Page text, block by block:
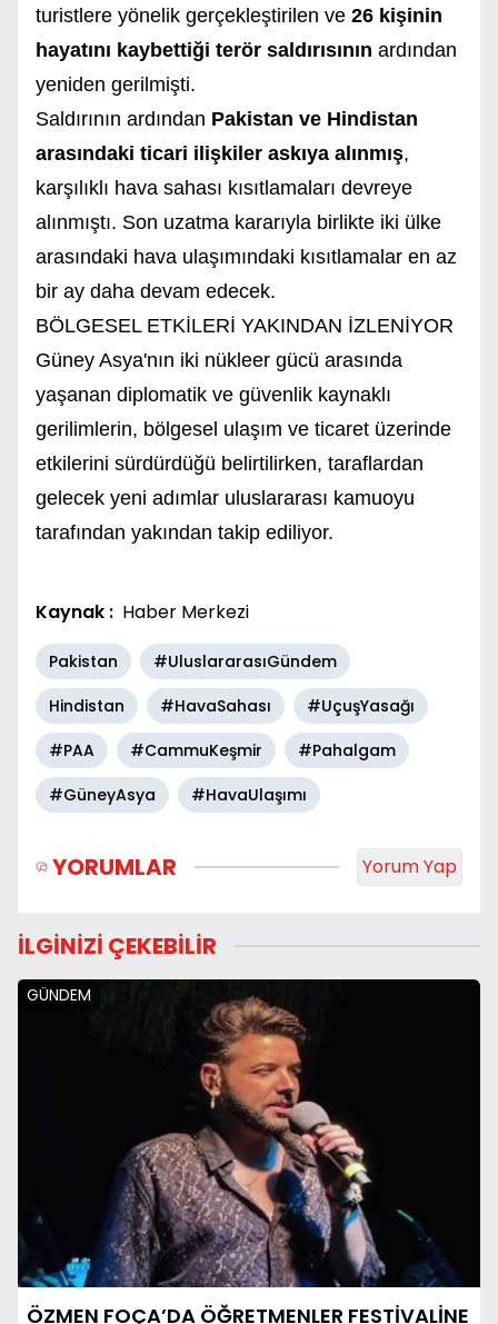
turistlere yönelik gerçekleştirilen ve 26 kişinin
hayatını kaybettiği terör saldırısının ardından
yeniden gerilmişti.
Saldırının ardından Pakistan ve Hindistan
arasındaki ticari ilişkiler askıya alınmış,
karşılıklı hava sahası kısıtlamaları devreye
alınmıştı. Son uzatma kararıyla birlikte iki ülke
arasındaki hava ulaşımındaki kısıtlamalar en az
bir ay daha devam edecek.
BÖLGESEL ETKİLERİ YAKINDAN İZLENİYOR
Güney Asya'nın iki nükleer gücü arasında
yaşanan diplomatik ve güvenlik kaynaklı
gerilimlerin, bölgesel ulaşım ve ticaret üzerinde
etkilerini sürdürdüğü belirtilirken, taraflardan
gelecek yeni adımlar uluslararası kamuoyu
tarafından yakından takip ediliyor.
Kaynak : Haber Merkezi
Pakistan
#UluslararasıGündem
Hindistan
#HavaSahası
#UçuşYasağı
#PAA
#CammuKeşmir
#Pahalgam
#GüneyAsya
#HavaUlaşımı
YORUMLAR Yorum Yap
İLGİNİZİ ÇEKEBİLİR
GÜNDEM
ÖZMEN FOÇA’DA ÖĞRETMENLER FESTİVALİNE